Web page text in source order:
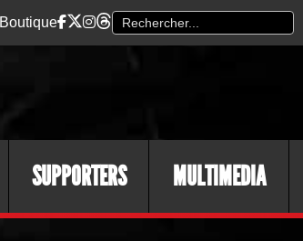
Boutique
SUPPORTERS MULTIMEDIA